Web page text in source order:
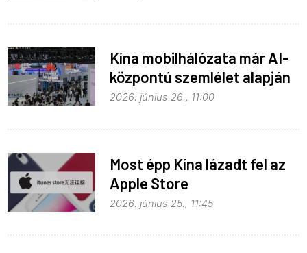
Kína mobilhálózata már AI-
központú szemlélet alapján
fejlődik
2026. június 26., 11:00
Most épp Kína lázadt fel az
Apple Store
monopolhelyzete ellen
2026. június 25., 11:45